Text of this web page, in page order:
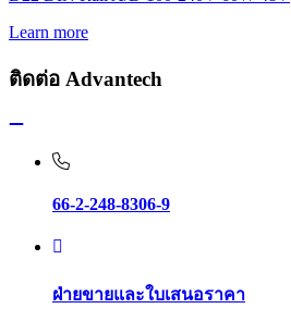
Learn more
ติดต่อ Advantech
66-2-248-8306-9
ฝ่ายขายและใบเสนอราคา